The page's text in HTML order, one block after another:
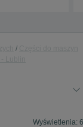
Wyświetlenia: